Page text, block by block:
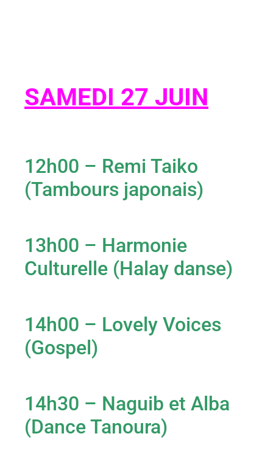
SAMEDI 27 JUIN
12h00 – Remi Taiko
(Tambours japonais)
13h00 – Harmonie
Culturelle (Halay danse)
14h00 – Lovely Voices
(Gospel)
14h30 – Naguib et Alba
(Dance Tanoura)